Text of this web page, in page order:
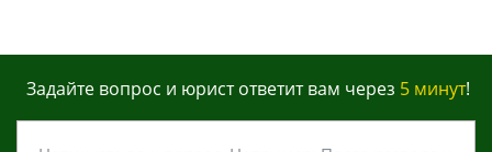
Задайте вопрос и юрист ответит вам через 5 минут!